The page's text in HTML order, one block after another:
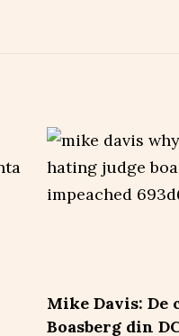
Mike Davis: De
Boasberg din